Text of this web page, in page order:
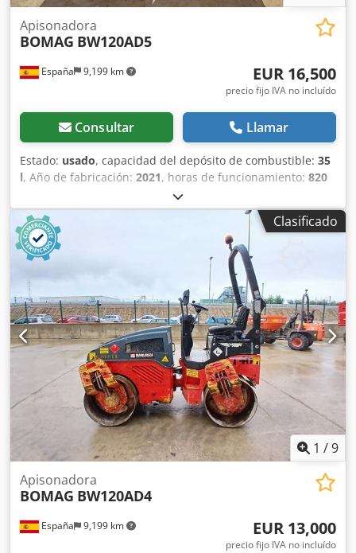
España 9,199 km
Apisonadora
BOMAG BW120AD5
EUR 16,500
precio fijo IVA no incluído
Consultar Llamar
Estado: usado, capacidad del depósito de combustible: 35
l, Año de fabricación: 2021, horas de funcionamiento: 820
, Peso en vacío: 2.700 kg Dimensiones (lxanxal): 253 x 127
x 257 cm Ubicación: Casarrubios del monte (Toledo) El
BOMAG BW120AD5 es ideal para tareas de compactación
ligera en obras urbanas o mantenimiento de carreteras.
Buena maniobrabilidad, controles sencillos y
funcionamiento correcto. Se presenta en estado operativo,
preparado para trabajar desde el primer día. Perfecto para
optimizar tu inversión con maquinaria de segunda mano.
Tipología: Ligera Dodpfx Aley Iz A Aeasck Anchura de
tambor: 1.200 mm Diámetro de tambor: 700 mm
Capacidad de depósito: 35 l CE
Clasificado
1 /9
España 9,199 km
Apisonadora
BOMAG BW120AD4
EUR 13,000
precio fijo IVA no incluído